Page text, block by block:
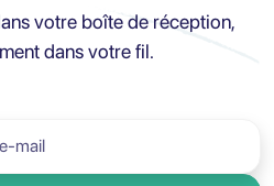
votre boîte de réception,
dans votre fil.